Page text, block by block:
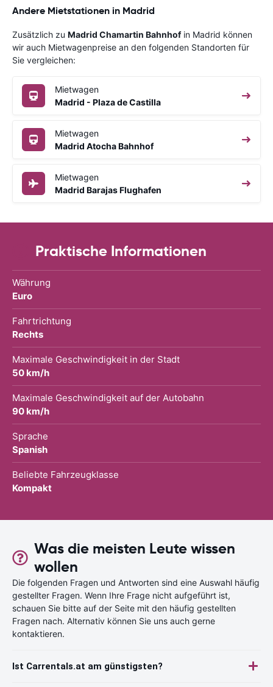
Andere Mietstationen in Madrid
Zusätzlich zu Madrid Chamartin Bahnhofin Madrid können
wir auch Mietwagenpreise an den folgenden Standorten für
Sie vergleichen:
Mietwagen
Madrid - Plaza de Castilla
Mietwagen
Madrid Atocha Bahnhof
Mietwagen
Madrid Barajas Flughafen
Praktische Informationen
Währung
Euro
Fahrtrichtung
Rechts
Maximale Geschwindigkeit in der Stadt
50 km/h
Maximale Geschwindigkeit auf der Autobahn
90 km/h
Sprache
Spanish
Beliebte Fahrzeugklasse
Kompakt
Was die meisten Leute wissen
wollen
Die folgenden Fragen und Antworten sind eine Auswahl häufig
gestellter Fragen. Wenn Ihre Frage nicht aufgeführt ist,
schauen Sie bitte auf der Seite mit den häufig gestellten
Fragen nach. Alternativ können Sie uns auch gerne
kontaktieren.
Ist Carrentals.at am günstigsten?